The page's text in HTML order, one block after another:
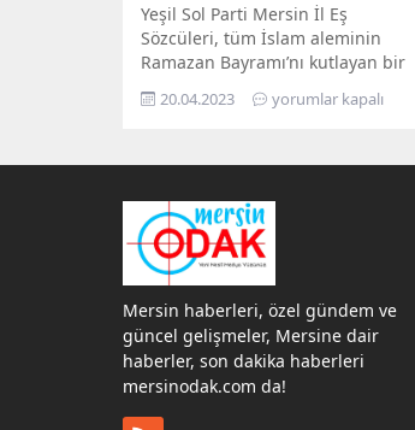
Yeşil Sol Parti Mersin İl Eş
Sözcüleri, tüm İslam aleminin
Ramazan Bayramı’nı kutlayan bir
mesaj yayınladı. Eş sözcüler, “Bu
bayram vesilesiyle bütün halkımızı,
gerçek bir değişim ve dönüşüm
haline getirmeye çağırıyoruz” dedi.
Yeşiller ve Sol Gelecek Partisi
(Yeşil...
20.04.2023 yorumlar kapalı
Mersin haberleri, özel gündem ve
güncel gelişmeler, Mersine dair
haberler, son dakika haberleri
mersinodak.com da!